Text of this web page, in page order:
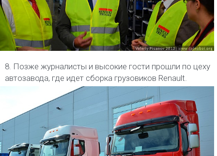
8. Позже журналисты и высокие гости прошли по цеху
автозавода, где идет сборка грузовиков Renault.